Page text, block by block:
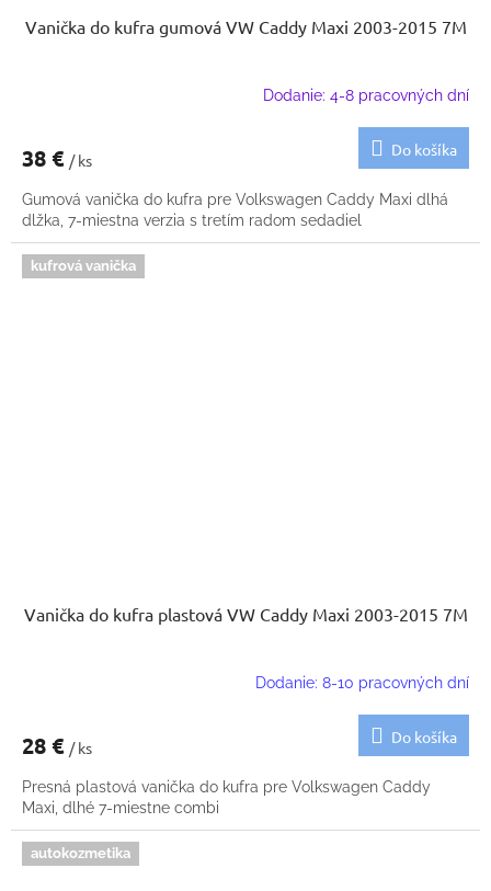
Vanička do kufra gumová VW Caddy Maxi 2003-2015 7M
Dodanie: 4-8 pracovných dní
38 € / ks
Do košíka
Gumová vanička do kufra pre Volkswagen Caddy Maxi dlhá
dlžka, 7-miestna verzia s tretím radom sedadiel
kufrová vanička
Vanička do kufra plastová VW Caddy Maxi 2003-2015 7M
Dodanie: 8-10 pracovných dní
28 € / ks
Do košíka
Presná plastová vanička do kufra pre Volkswagen Caddy
Maxi, dlhé 7-miestne combi
autokozmetika